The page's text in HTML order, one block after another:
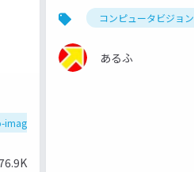
コンピュータビジョン
あるふ